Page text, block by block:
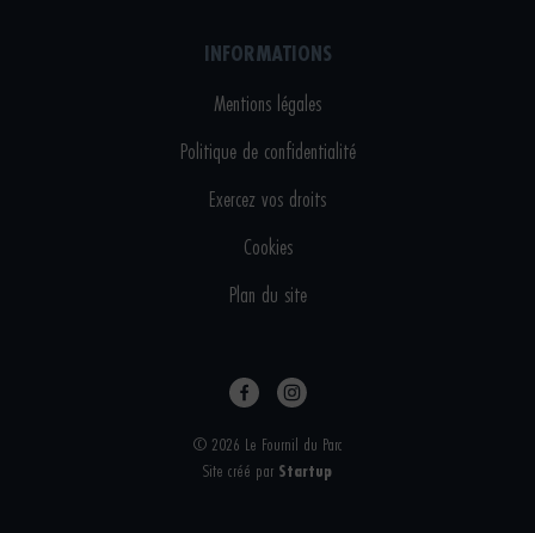
INFORMATIONS
Mentions légales
Politique de confidentialité
Exercez vos droits
Cookies
Plan du site
© 2026 Le Fournil du Parc
Site créé par Startup